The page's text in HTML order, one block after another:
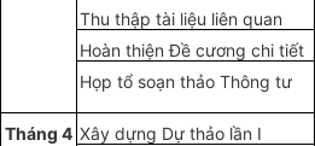
Thu thập tài liệu liên quan
Hoàn thiện Đề cương chi tiết
Họp tổ soạn thảo Thông tư
Tháng 4 Xây dựng Dự thảo lần I